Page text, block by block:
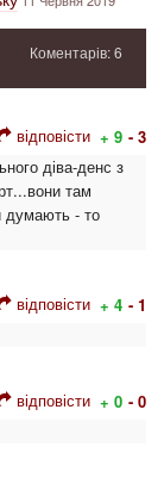
Коментарів: 6
відповісти + 9 - 3
діва-денс з
там
думають - то
відповісти + 4 - 1
відповісти + 0 - 0